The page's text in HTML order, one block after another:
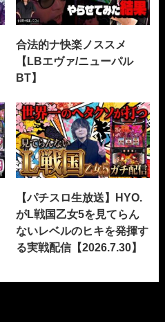
合法的ナ快楽ノススメ
【LBエヴァ/ニューパル
BT】
【パチスロ生放送】HYO.
がL戦国乙女5を見てらん
ないレベルのヒキを発揮す
る実戦配信【2026.7.30】